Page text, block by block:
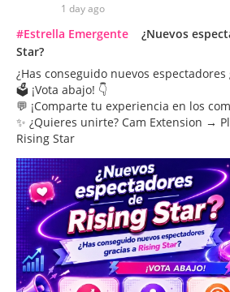
1 day ago
#Estrella Emergente
¿Nuevos
Star?
¿Has conseguido nuevos
🗳 ¡Vota abajo! 👇
💬 ¡Comparte tu experiencia en los
✨ ¿Quieres unirte? Cam Extension →
Rising Star